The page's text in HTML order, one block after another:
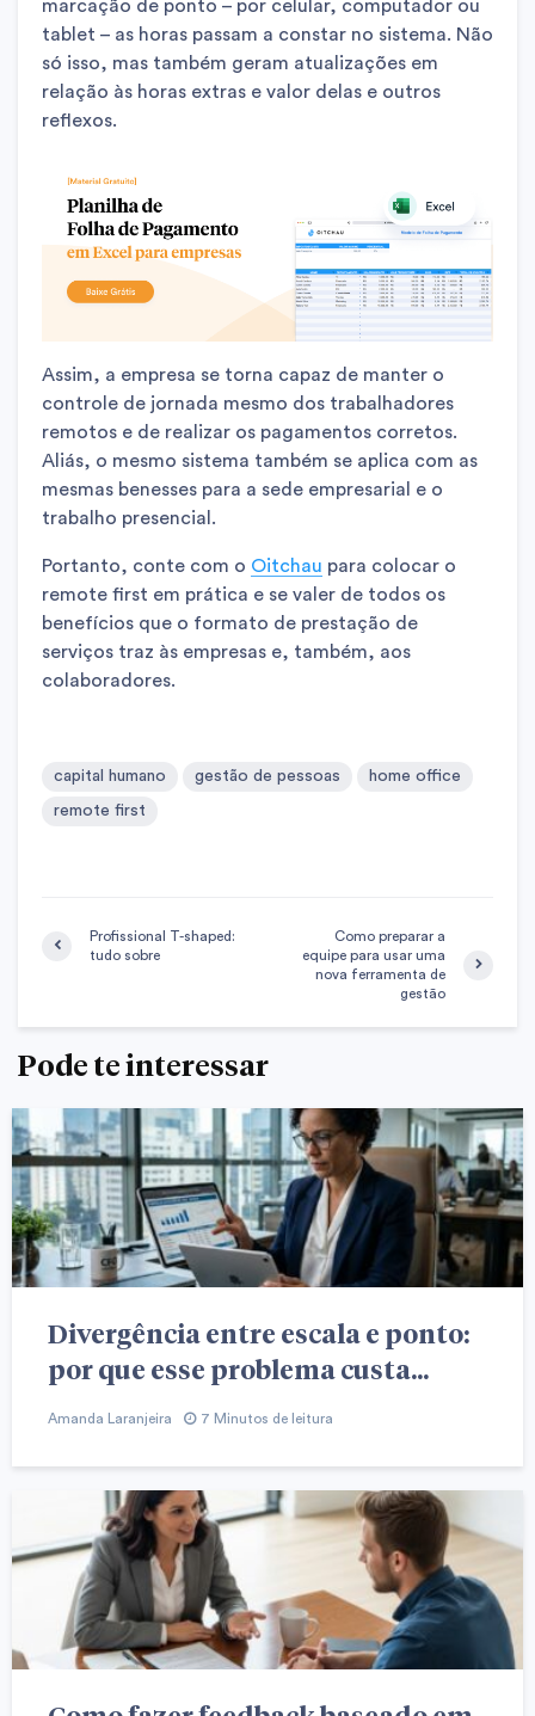
marcação de ponto – por celular, computador ou
tablet – as horas passam a constar no sistema. Não
só isso, mas também geram atualizações em
relação às horas extras e valor delas e outros
reflexos.
Assim, a empresa se torna capaz de manter o
controle de jornada mesmo dos trabalhadores
remotos e de realizar os pagamentos corretos.
Aliás, o mesmo sistema também se aplica com as
mesmas benesses para a sede empresarial e o
trabalho presencial.
Portanto, conte com o Oitchau para colocar o
remote first em prática e se valer de todos os
benefícios que o formato de prestação de
serviços traz às empresas e, também, aos
colaboradores.
capital humano gestão de pessoas home office
remote first
Profissional T-shaped:
tudo sobre
Como preparar a
equipe para usar uma
nova ferramenta de
gestão
Pode te interessar
Divergência entre escala e ponto:
por que esse problema custa...
Amanda Laranjeira 7 Minutos de leitura